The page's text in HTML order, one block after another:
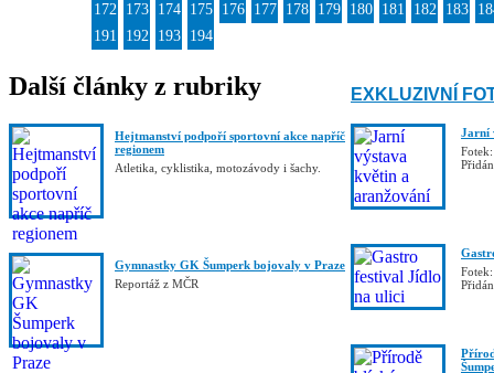
172
173 174 175 176 177 178 179 180 181 182 183
191
192 193 194
Další články z rubriky
Hejtmanství podpoří sportovní akce napříč
regionem
Atletika, cyklistika, motozávody i šachy.
Gymnastky GK Šumperk bojovaly v Praze
Reportáž z MČR
EXKLUZIVNÍ
Jarní